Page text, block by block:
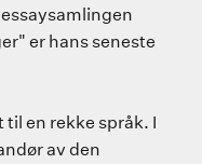
er hans seneste
en rekke språk. I
av den